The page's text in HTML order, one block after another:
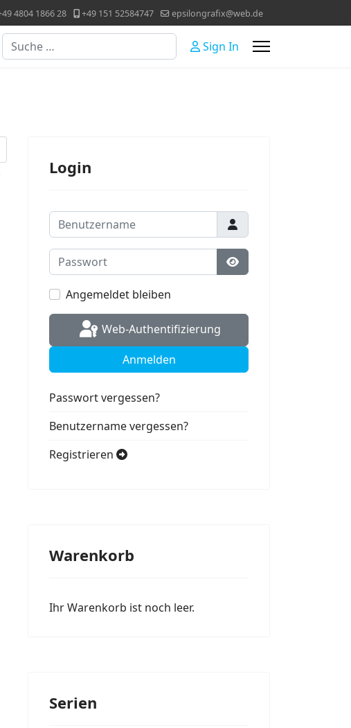
4804 1866 28 +49 151 52584747 epsilongrafix@web.de
Suchen Sign In
Login
Benutzername
Passwort
Passwort anzeigen
Angemeldet bleiben
Web-Authentifizierung
Anmelden
Passwort vergessen?
Benutzername vergessen?
Registrieren
Warenkorb
Ihr Warenkorb ist noch leer.
Serien